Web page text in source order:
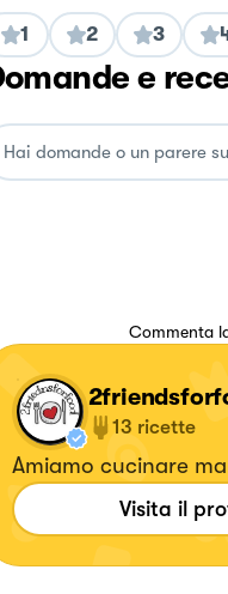
1 2 3
e
Commenta
13 ricette
Amiamo cucinare
Visita il